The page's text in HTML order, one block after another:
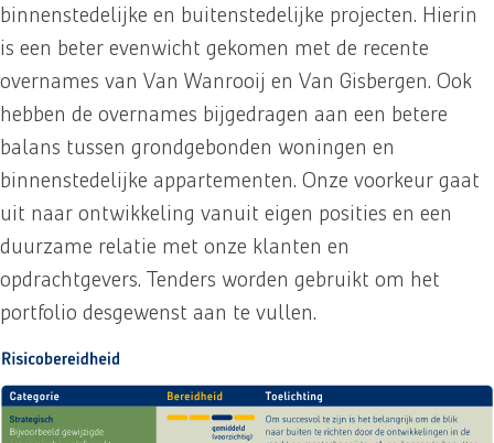
binnenstedelijke en buitenstedelijke projecten. Hierin
is een beter evenwicht gekomen met de recente
overnames van Van Wanrooij en Van Gisbergen. Ook
hebben de overnames bijgedragen aan een betere
balans tussen grondgebonden woningen en
binnenstedelijke appartementen. Onze voorkeur gaat
uit naar ontwikkeling vanuit eigen posities en een
duurzame relatie met onze klanten en
opdrachtgevers. Tenders worden gebruikt om het
portfolio desgewenst aan te vullen.